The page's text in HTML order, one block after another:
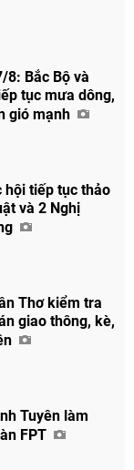
8: Bắc Bộ và
tục mưa dông,
gió mạnh
hội tiếp tục thảo
và 2 Nghị
Thơ kiểm tra
giao thông, kè,
Tuyên làm
FPT